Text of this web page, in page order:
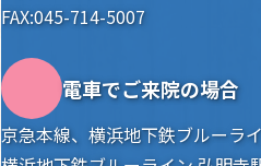
FAX:045-714-5007
電車でご来院の場合
京急本線、横浜地下鉄ブルーラ